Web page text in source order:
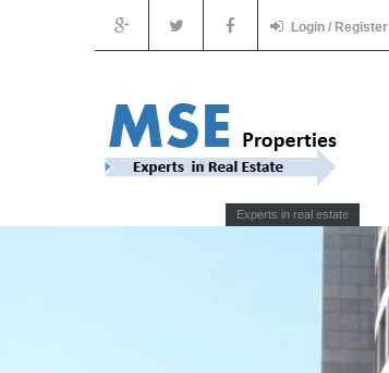
Login / Register
Experts in real estate